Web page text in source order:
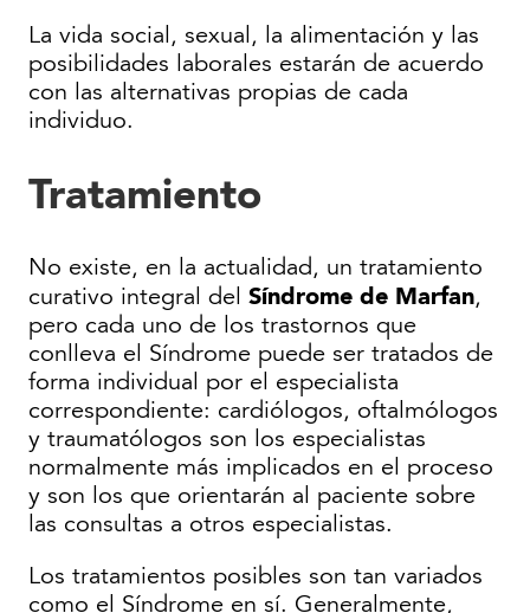
La vida social, sexual, la alimentación y las
posibilidades laborales estarán de acuerdo
con las alternativas propias de cada
individuo.
Tratamiento
No existe, en la actualidad, un tratamiento
curativo integral del Síndrome de Marfan,
pero cada uno de los trastornos que
conlleva el Síndrome puede ser tratados de
forma individual por el especialista
correspondiente: cardiólogos, oftalmólogos
y traumatólogos son los especialistas
normalmente más implicados en el proceso
y son los que orientarán al paciente sobre
las consultas a otros especialistas.
Los tratamientos posibles son tan variados
como el Síndrome en sí. Generalmente,